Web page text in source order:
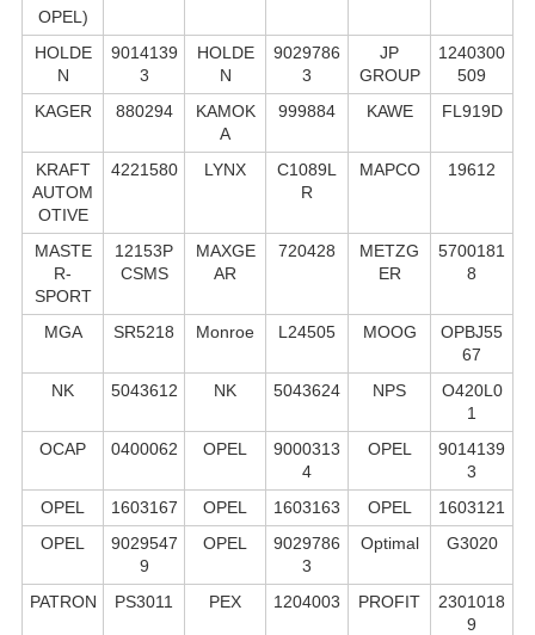
OPEL)
HOLDE
N
9014139
3
HOLDE
N
9029786
3
JP
GROUP
1240300
509
KAGER
880294
KAMOK
A
999884 KAWE FL919D
KRAFT
AUTOM
OTIVE
4221580 LYNX
C1089L
R
MAPCO 19612
MASTE
R-
SPORT
12153P
CSMS
MAXGE
AR
720428
METZG
ER
5700181
8
MGA SR5218 Monroe L24505 MOOG
OPBJ55
67
NK
5043612 NK 5043624 NPS
O420L0
1
OCAP
0400062 OPEL
9000313
4
OPEL
9014139
3
OPEL
1603167 OPEL 1603163 OPEL
1603121
OPEL
9029547
9
OPEL
9029786
3
Optimal G3020
PATRON PS3011 PEX 1204003 PROFIT
2301018
9